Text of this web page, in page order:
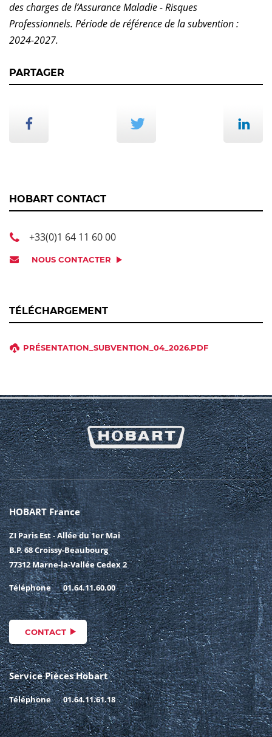
des charges de l’Assurance Maladie - Risques
Professionnels. Période de référence de la subvention :
2024-2027.
PARTAGER
HOBART CONTACT
+33(0)1 64 11 60 00
NOUS CONTACTER
TÉLÉCHARGEMENT
PRÉSENTATION_SUBVENTION_04_2026.PDF
HOBART France
ZI Paris Est - Allée du 1er Mai
B.P. 68 Croissy-Beaubourg
77312 Marne-la-Vallée Cedex 2
Téléphone 01.64.11.60.00
CONTACT
Service Pièces Hobart
Téléphone 01.64.11.61.18